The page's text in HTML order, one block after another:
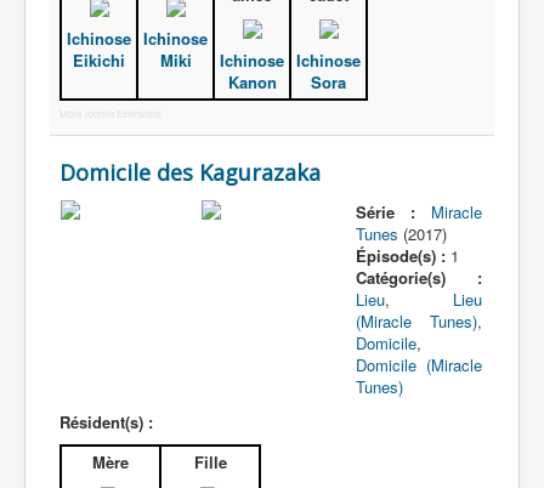
Ichinose
Eikichi
Ichinose
Miki
Ichinose
Kanon
Ichinose
Sora
More Joomla Extensions
Domicile des Kagurazaka
Série :
Miracle
Tunes (2017)
Épisode(s) :1
Catégorie(s) :
Lieu, Lieu
(Miracle Tunes),
Domicile,
Domicile (Miracle
Tunes)
Résident(s) :
Mère
Fille